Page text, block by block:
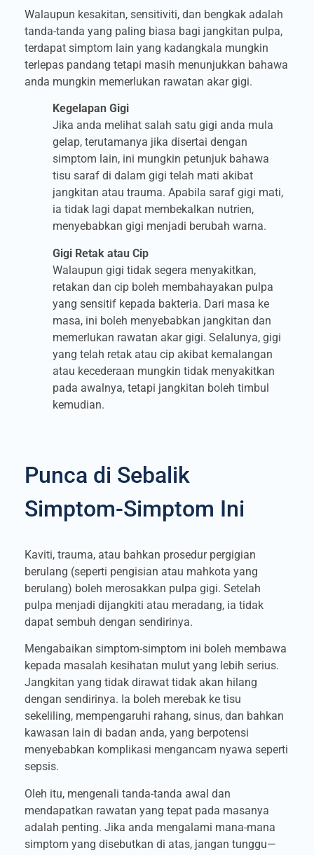
Walaupun kesakitan, sensitiviti, dan bengkak adalah
tanda-tanda yang paling biasa bagi jangkitan pulpa,
terdapat simptom lain yang kadangkala mungkin
terlepas pandang tetapi masih menunjukkan bahawa
anda mungkin memerlukan rawatan akar gigi.
Kegelapan Gigi
Jika anda melihat salah satu gigi anda mula
gelap, terutamanya jika disertai dengan
simptom lain, ini mungkin petunjuk bahawa
tisu saraf di dalam gigi telah mati akibat
jangkitan atau trauma. Apabila saraf gigi mati,
ia tidak lagi dapat membekalkan nutrien,
menyebabkan gigi menjadi berubah warna.
Gigi Retak atau Cip
Walaupun gigi tidak segera menyakitkan,
retakan dan cip boleh membahayakan pulpa
yang sensitif kepada bakteria. Dari masa ke
masa, ini boleh menyebabkan jangkitan dan
memerlukan rawatan akar gigi. Selalunya, gigi
yang telah retak atau cip akibat kemalangan
atau kecederaan mungkin tidak menyakitkan
pada awalnya, tetapi jangkitan boleh timbul
kemudian.
Punca di Sebalik
Simptom-Simptom Ini
Kaviti, trauma, atau bahkan prosedur pergigian
berulang (seperti pengisian atau mahkota yang
berulang) boleh merosakkan pulpa gigi. Setelah
pulpa menjadi dijangkiti atau meradang, ia tidak
dapat sembuh dengan sendirinya.
Mengabaikan simptom-simptom ini boleh membawa
kepada masalah kesihatan mulut yang lebih serius.
Jangkitan yang tidak dirawat tidak akan hilang
dengan sendirinya. Ia boleh merebak ke tisu
sekeliling, mempengaruhi rahang, sinus, dan bahkan
kawasan lain di badan anda, yang berpotensi
menyebabkan komplikasi mengancam nyawa seperti
sepsis.
Oleh itu, mengenali tanda-tanda awal dan
mendapatkan rawatan yang tepat pada masanya
adalah penting. Jika anda mengalami mana-mana
simptom yang disebutkan di atas, jangan tunggu—